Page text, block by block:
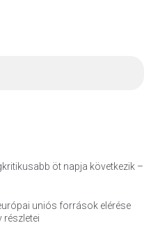
öt napja következik –
uniós források elérése
részletei